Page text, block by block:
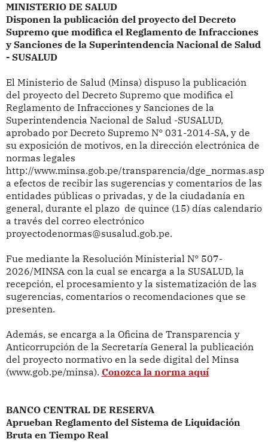
MINISTERIO DE SALUD
Disponen la publicación del proyecto del Decreto
Supremo que modifica el Reglamento de Infracciones
y Sanciones de la Superintendencia Nacional de Salud
- SUSALUD
El Ministerio de Salud (Minsa) dispusola publicación
del proyecto del Decreto Supremo que modifica el
Reglamento de Infracciones y Sanciones de la
Superintendencia Nacional de Salud -SUSALUD,
aprobado por Decreto Supremo N° 031-2014-SA, y de
su exposición de motivos, en la dirección electrónica de
normas legales
http://www.minsa.gob.pe/transparencia/dge_normas.asp
a efectos de recibir las sugerencias y comentarios de las
entidades públicas o privadas, y de la ciudadanía en
general, durante el plazo de quince (15) días calendario
a través del correo electrónico
proyectodenormas@susalud.gob.pe.
Fue mediante la Resolución Ministerial N° 507-
2026/MINSA con la cual se encarga a la SUSALUD, la
recepción, el procesamiento y la sistematización de las
sugerencias, comentarios o recomendaciones que se
presenten.
Además, se encarga a la Oficina de Transparencia y
Anticorrupción de la Secretaría General la publicación
del proyecto normativo en la sede digital del Minsa
(www.gob.pe/minsa). Conozca la norma aquí
BANCO CENTRAL DE RESERVA
Aprueban Reglamento del Sistema de Liquidación
Bruta en Tiempo Real